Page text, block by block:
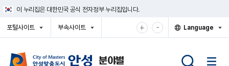
건
너
이 누리집은 대한민국 공식 전자정부 누리집입니다.
포털사이트
부속사이트
+확
대
-축
소
Language